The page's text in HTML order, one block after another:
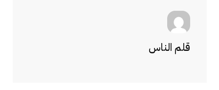
قلم الناس